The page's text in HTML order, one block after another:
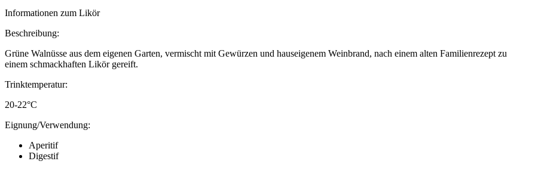
Informationen zum Likör
Beschreibung:
Grüne Walnüsse aus dem eigenen Garten, vermischt mit Gewürzen und hauseigenem Weinbrand, nach einem alten Familienrezept zu
einem schmackhaften Likör gereift.
Trinktemperatur:
20-22°C
Eignung/Verwendung:
Aperitif
Digestif